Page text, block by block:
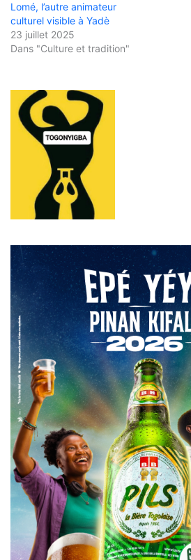
Lomé, l’autre animateur
culturel visible à Yadè
23 juillet 2025
Dans "Culture et tradition"